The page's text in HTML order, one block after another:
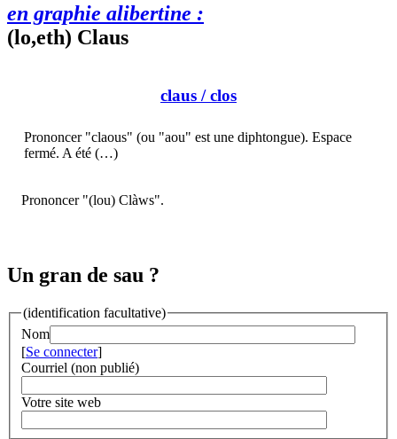
en graphie alibertine :
(lo,eth) Claus
claus / clos
Prononcer "claous" (ou "aou" est une diphtongue). Espace
fermé. A été (…)
Prononcer "(lou) Clàws".
Un gran de sau ?
(identification facultative)
Nom
[Se connecter]
Courriel (non publié)
Votre site web